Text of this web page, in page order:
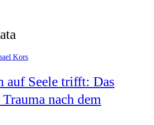
auf Seele trifft: Das
nach dem